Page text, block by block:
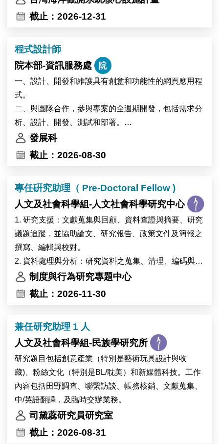
跨團隊合作
本職位並非單點的技術執行，而是跨越多個團隊的樞紐
角色。分子產出與實驗數據將同時對接：
●計算設計團隊——回饋親和力、專一性與結構資訊，
驅動下一輪設計迭代
●結構解析平台——冷凍電鏡、蛋白質結晶學與 NMR
之數據收集與結構解析
●細胞生物學合作團隊——將經生化與結構驗證之分子
導入細胞系統，檢驗其對泛素化修飾與下游訊息路徑之
調控效果，並進一步延伸至疾病相關模式
用
我們期望每一個設計分子的驗證能貫穿「分子設計—生
化重組—結構解析—細胞功能—疾病調控」的完整鏈
條，而本職位正位於此一鏈條的核心。
研究環境
之 NMR 數據收集與分析、HDX-MS、ITC/BLI，以及酵
母菌表面呈現（yeast surface display, YSD）篩選與親
和力成熟平台。近年成果發表於 ACS Synthetic
Biology（2023）、JACS（2026）、Journal of
Biological Chemistry（2025）、Journal of Molecular
Biology（2023）與 Protein Science（2026）。
本實驗室獲多項中研院計畫補助，包括深耕計畫（2026
–2030）、人工智慧與蛋白質設計計畫（2025–
截止：2026-12-31
程式設計師
院本部-資訊服務處
一、設計、開發和維護具有創意和功能性的網頁應用程
式。
二、與團隊合作，參與專案的全週期開發，包括需求分
析、設計、開發、測試和部署。
三、持續學習最新的前端和後端開發趨勢。
四、其他主管交辦事項，有機會跨領域學習，展現您的
發展科
截止：2026-08-30
專任硏究助理（ Pre-Doctoral Fellow )
人文及社會科學組-人文社會科學研究中心
1. 研究支援：文獻蒐集與回顧、資料查證與摘要、研究
議題追蹤，並協助論文、研究報告、政策文件及簡報之
撰寫、編輯與校對。
2. 資料處理與分析：研究資料之蒐集、清理、編碼與管
理，運用 Stata／R／Python 進行統計分析與圖表製
作；協助國內外資料庫及限制性資料之申請與管理。
銷、採購等行政作業。
4. 其他計畫主持人交辦事項。
本單位專注經濟、公共政策及社會科學跨領域研究，誠
徵具研究熱忱及資料分析能力之專任研究助理（Pre-
Doctoral Fellow）。工作內容涵蓋協助中心研究計畫、
支援行政及學術活動等。
本工作可提供豐富研究資源、與國內外學者交流及參與
研究成果產出之機會，適合作為攻讀國內外博士班前之
制度與行為研究專題中心
截止：2026-11-30
兼任研究助理 1 人
人文及社會科學組-民族學研究所
研究題目包括創意產業（特別是藝術玩具設計與收
藏)、粉絲文化（特別是BL/耽美）和新媒體科技。工作
內容包括田野調查、聯繫訪談、帳務核銷、文獻蒐集、
中/英語翻譯，及臨時交辦業務。
司黛蕊研究員研究室
截止：2026-08-31